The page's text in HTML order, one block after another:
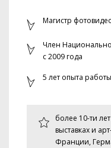
Магистр
Член
с 2009 года
5 лет опыта
более 10-ти
выставках и
Франции,